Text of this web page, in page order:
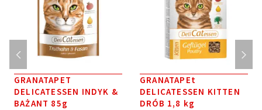
GRANATAPET
DELICATESSEN INDYK &
BAŻANT 85g
GRANATAPEt
DELICATESSEN KITTEN
DRÓB 1,8 kg